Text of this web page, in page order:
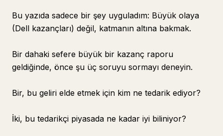
Bu yazıda sadece bir şey uyguladım: Büyük olaya
(Dell kazançları) değil, katmanın altına bakmak.
Bir dahaki sefere büyük bir kazanç raporu
geldiğinde, önce şu üç soruyu sormayı deneyin.
Bir, bu geliri elde etmek için kim ne tedarik ediyor?
İki, bu tedarikçi piyasada ne kadar iyi biliniyor?